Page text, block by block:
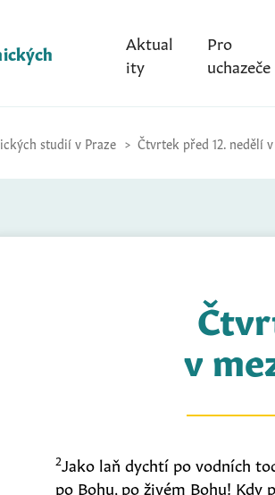
Aktual
ity
Pro
uchazeče
studií v Praze Čtvrtek před 12. nedělí
v
2Jako laň dychtí po vodních
po Bohu, po živém Bohu! Kdy